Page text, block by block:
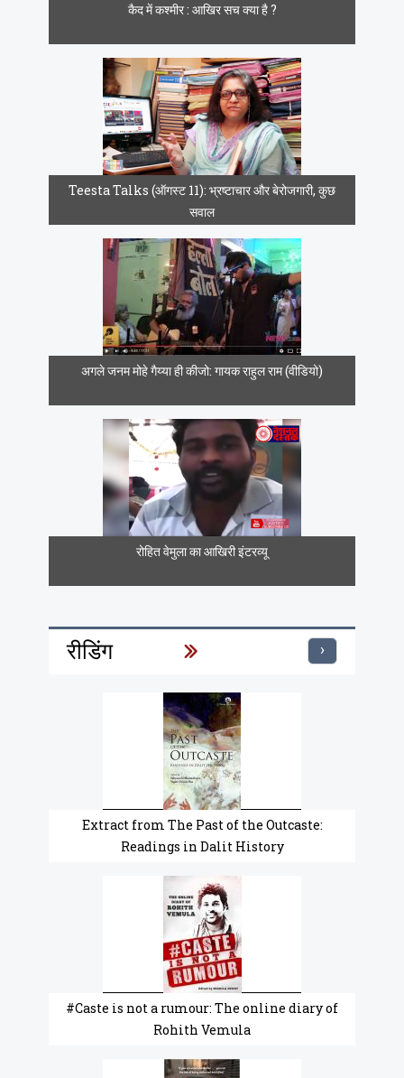
कैद में कश्मीर : आखिर सच क्या है ?
Teesta Talks (ऑगस्ट 11): भ्रष्टाचार और बेरोजगारी, कुछ
सवाल
अगले जनम मोहे गैय्या ही कीजो: गायक राहुल राम (वीडियो)
रोहित वेमुला का आखिरी इंटरव्यू
रीडिंग
Extract from The Past of the Outcaste:
Readings in Dalit History
#Caste is not a rumour: The online diary of
Rohith Vemula
›